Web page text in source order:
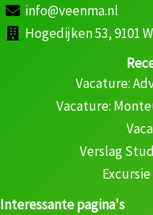
info@veenma.nl
Hogedijken 53, 9101
Vacature:
Vacature:
Verslag
Interessante pagina's